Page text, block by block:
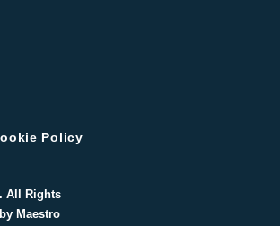
Policy
. All Rights
Maestro